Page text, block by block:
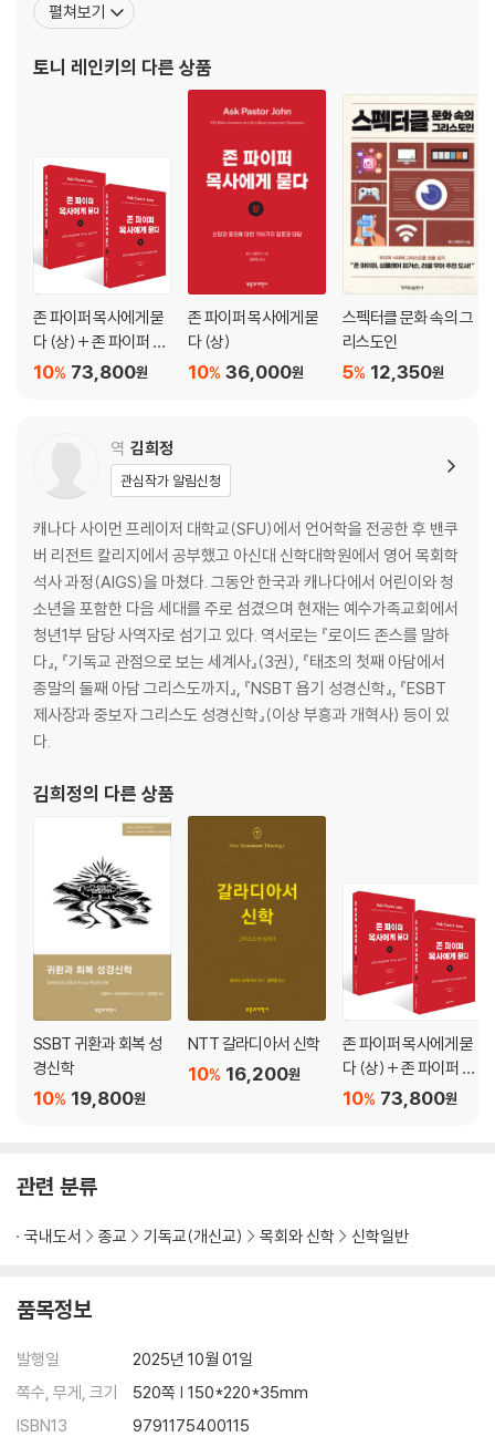
하고 있다. 하나님을 향한 열정과 말씀 중심의 설교로 널리 알려진 복
폴리스의 베들레헴 침례교
펼쳐보기
토니 레인키 의 다른 상품
존 파이퍼 목사에게 묻
다 (상) + 존 파이퍼 목
사에게 묻다 (하) 세트
73,800원
10%
존 파이퍼 목사에게 묻
다 (상)
36,000원
10%
스펙터클 문화 속의 그
리스도인
12,350원
5%
역 김희정
관심작가 알림신청
캐나다 사이먼 프레이저 대학교(SFU)에서 언어학을 전공한 후 밴쿠
버 리전트 칼리지에서 공부했고 아신대 신학대학원에서 영어 목회학
석사 과정(AIGS)을 마쳤다. 그동안 한국과 캐나다에서 어린이와 청
소년을 포함한 다음 세대를 주로 섬겼으며 현재는 예수가족교회에서
청년1부 담당 사역자로 섬기고 있다. 역서로는 『로이드 존스를 말하
다』, 『기독교 관점으로 보는 세계사』(3권), 『태초의 첫째 아담에서
종말의 둘째 아담 그리스도까지』, 『NSBT 욥기 성경신학』, 『ESBT
제사장과 중보자 그리스도 성경신학』(이상 부흥과 개혁사) 등이 있
다.
김희정의 다른 상품
SSBT 귀환과 회복 성
경신학
19,800원
10%
NTT 갈라디아서 신학
16,200원
10%
존 파이퍼 목사에게 묻
다 (상) + 존 파이퍼 목
사에게 묻다 (하) 세트
73,800원
10%
관련 분류
국내도서 종교 기독교(개신교) 목회와 신학 신학일반
품목정보
발행일
2025년 10월 01일
쪽수, 무게, 크기
520쪽 | 150*220*35mm
ISBN13
9791175400115